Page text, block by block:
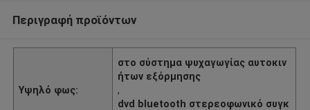
Περιγραφή προϊόντων
Υψηλό φως:
στο σύστημα ψυχαγωγίας αυτοκιν
ήτων εξόρμησης
,
dvd bluetooth στερεοφωνικό συγκ